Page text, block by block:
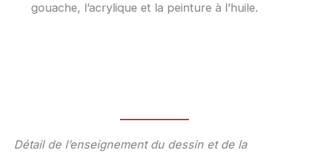
gouache, l’acrylique et la peinture à l’huile.
Détail de l’enseignement du dessin et de la